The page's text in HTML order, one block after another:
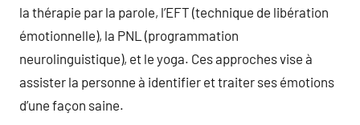
la thérapie par la parole, l’EFT (technique de libération
émotionnelle), la PNL (programmation
neurolinguistique), et le yoga. Ces approches vise à
assister la personne à identifier et traiter ses émotions
d’une façon saine.